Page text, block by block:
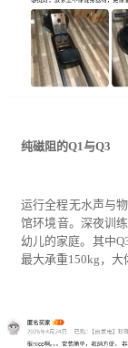
纯磁阻的Q1与Q3
运行全程无水声与
馆环境音。深夜训
幼儿的家庭。其中
最大承重150kg，大